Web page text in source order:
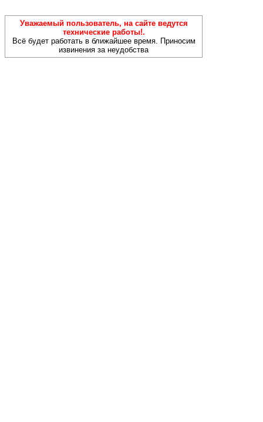
Уважаемый пользователь, на сайте ведутся
технические работы!.
Всё будет работать в ближайшее время. Приносим
извинения за неудобства